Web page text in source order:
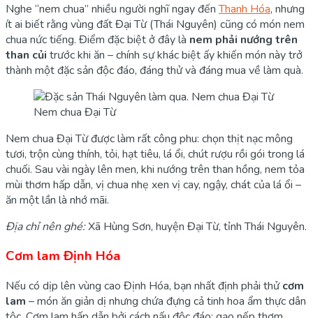
Nghe “nem chua” nhiều người nghĩ ngay đếnThanh Hóa, nhưng
ít ai biết rằng vùng đất Đại Từ (Thái Nguyên) cũng có món nem
chua nức tiếng. Điểm đặc biệt ở đây là nem phải nướng trên
than củi trước khi ăn – chính sự khác biệt ấy khiến món này trở
thành một đặc sản độc đáo, đáng thử và đáng mua về làm quà.
Nem chua Đại Từ
Nem chua Đại Từ được làm rất công phu: chọn thịt nạc mông
tươi, trộn cùng thính, tỏi, hạt tiêu, lá ổi, chút rượu rồi gói trong lá
chuối. Sau vài ngày lên men, khi nướng trên than hồng, nem tỏa
mùi thơm hấp dẫn, vị chua nhẹ xen vị cay, ngậy, chát của lá ổi –
ăn một lần là nhớ mãi.
Địa chỉ nên ghé:Xã Hùng Sơn, huyện Đại Từ, tỉnh Thái Nguyên.
Cơm lam Định Hóa
Nếu có dịp lên vùng cao Định Hóa, bạn nhất định phải thửcơm
lam – món ăn giản dị nhưng chứa đựng cả tinh hoa ẩm thực dân